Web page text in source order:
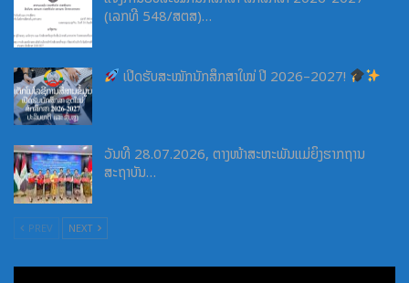
(ເລກທີ 548/ສຕສ)…
ເປີດຮັບສະໝັກນັກສຶກສາໃໝ່ ປີ 2026–2027!
ວັນທີ 28.07.2026, ຕາງໜ້າສະຫະພັນແມ່ຍິງຮາກຖານ
ສະຖາບັນ…
PREV NEXT